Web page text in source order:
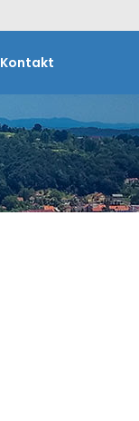
Kontakt